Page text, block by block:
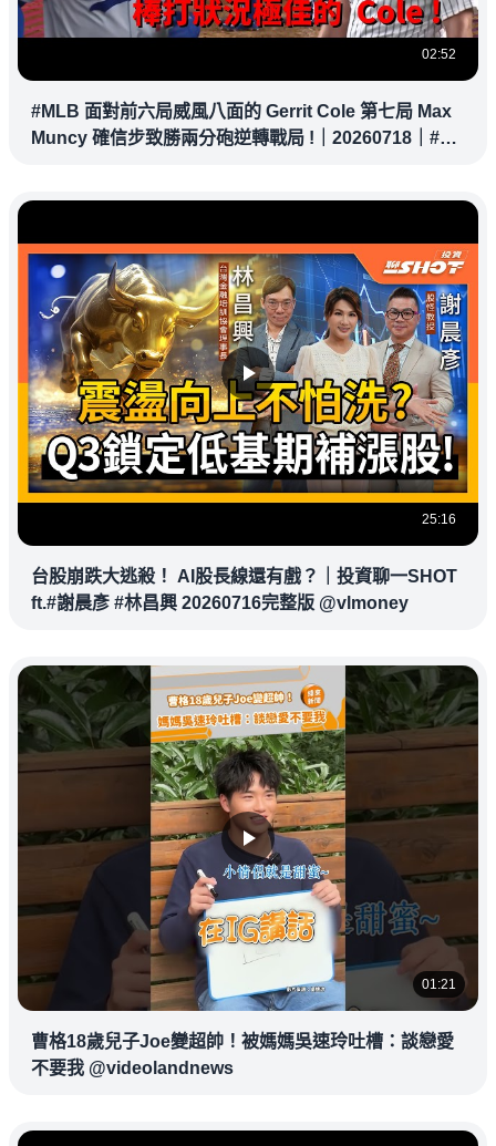
02:52
#MLB 面對前六局威風八面的 Gerrit Cole 第七局 Max
Muncy 確信步致勝兩分砲逆轉戰局 !｜20260718｜#洛
25:16
台股崩跌大逃殺！ AI股長線還有戲？｜投資聊一SHOT
ft.#謝晨彥 #林昌興 20260716完整版 @vlmoney
01:21
曹格18歲兒子Joe變超帥！被媽媽吳速玲吐槽：談戀愛
不要我 @videolandnews